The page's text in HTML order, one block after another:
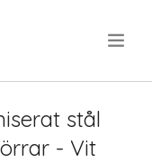
stål
- Vit